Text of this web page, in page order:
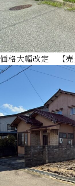
価格大幅改定 【売